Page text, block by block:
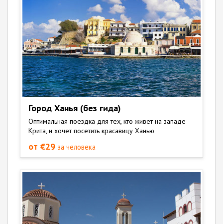
Город Ханья (без гида)
Оптимальная поездка для тех, кто живет на западе
Крита, и хочет посетить красавицу Ханью
от €29 за человека